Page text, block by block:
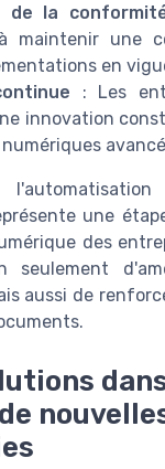
de la
maintenir une
en
: Les
innovation
une
des
seulement
aussi de